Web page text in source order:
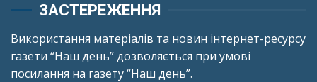
ЗАСТЕРЕЖЕННЯ
Використання матеріалів та новин інтернет-ресурсу
газети “Наш день” дозволяється при умові
посилання на газету “Наш день”.